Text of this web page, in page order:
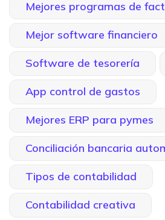
Mejores programas de
Mejor software financiero
Software de tesorería
App control de gastos
Mejores ERP para pymes
Conciliación bancaria
Tipos de contabilidad
Contabilidad creativa